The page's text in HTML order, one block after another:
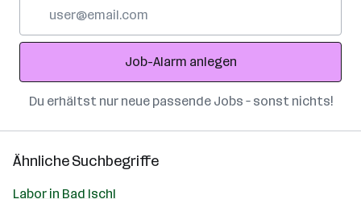
Adresse
Job-Alarm anlegen
Du erhältst nur neue passende Jobs – sonst nichts!
Ähnliche Suchbegriffe
Labor in Bad Ischl